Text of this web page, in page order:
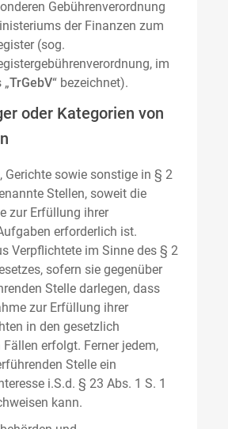
Gebührenverordnung
der Finanzen zum
(sog.
im
TrGebV“ bezeichnet).
oder Kategorien von
Gerichte sowie sonstige in § 2
Stellen, soweit die
zur Erfüllung ihrer
erforderlich ist.
Verpflichtete im Sinne des § 2
sofern sie gegenüber
Stelle darlegen, dass
zur Erfüllung ihrer
in den gesetzlich
Fällen erfolgt. Ferner jedem,
Stelle ein
i.S.d. § 23 Abs. 1 S. 1
kann.